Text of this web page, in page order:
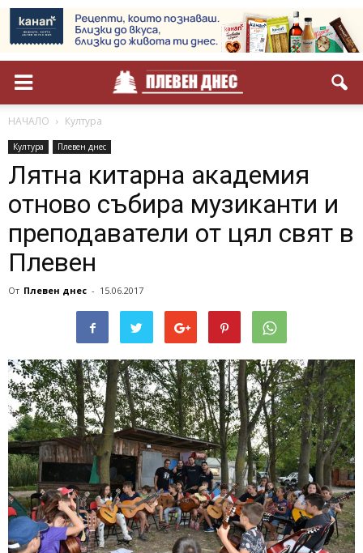
НАЧАЛО Култура
Култура Плевен днес
Лятна китарна академия
отново събира музиканти и
преподаватели от цял свят в
Плевен
От Плевен днес - 15.06.2017